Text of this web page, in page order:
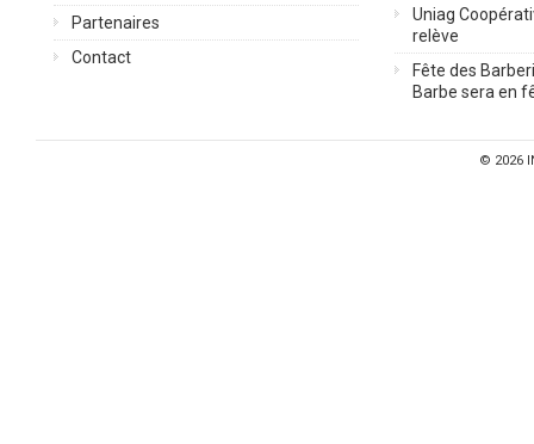
Partenaires
Contact
Uniag
relève
Fête des
Barbe sera en
© 2026